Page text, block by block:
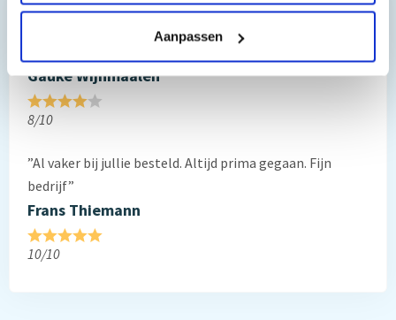
Aanpassen
Reviews van klanten…
Gauke Wijnmaalen
8/10
”Al vaker bij jullie besteld. Altijd prima gegaan. Fijn
bedrijf”
Frans Thiemann
10/10